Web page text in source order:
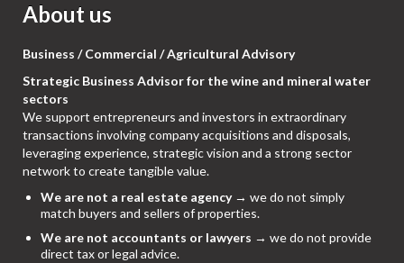
About us
Business / Commercial / Agricultural Advisory
Strategic Business Advisor for the wine and mineral water
sectors
We support entrepreneurs and investors in extraordinary
transactions involving company acquisitions and disposals,
leveraging experience, strategic vision and a strong sector
network to create tangible value.
We are not a real estate agency→ we do not simply
match buyers and sellers of properties.
We are not accountants or lawyers → we do not provide
direct tax or legal advice.